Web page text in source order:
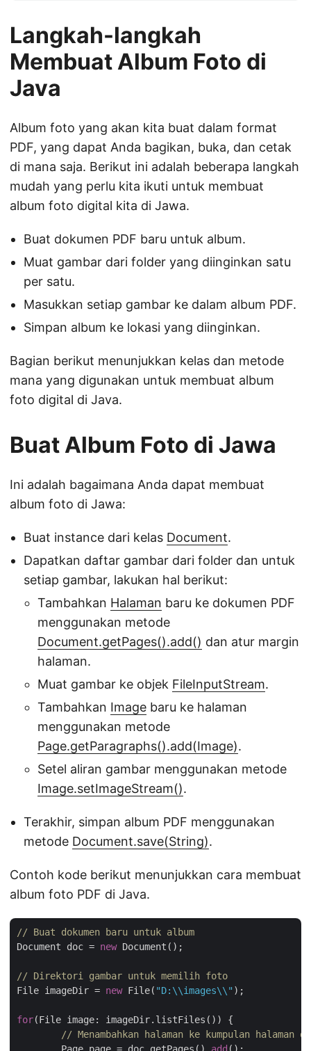
Langkah-langkah
Membuat Album Foto di
Java
Album foto yang akan kita buat dalam format
PDF, yang dapat Anda bagikan, buka, dan cetak
di mana saja. Berikut ini adalah beberapa langkah
mudah yang perlu kita ikuti untuk membuat
album foto digital kita di Jawa.
Buat dokumen PDF baru untuk album.
Muat gambar dari folder yang diinginkan satu
per satu.
Masukkan setiap gambar ke dalam album PDF.
Simpan album ke lokasi yang diinginkan.
Bagian berikut menunjukkan kelas dan metode
mana yang digunakan untuk membuat album
foto digital di Java.
Buat Album Foto di Jawa
Ini adalah bagaimana Anda dapat membuat
album foto di Jawa:
Buat instance dari kelas Document.
Dapatkan daftar gambar dari folder dan untuk
setiap gambar, lakukan hal berikut:
Tambahkan Halaman baru ke dokumen PDF
menggunakan metode
Document.getPages().add() dan atur margin
halaman.
Muat gambar ke objek FileInputStream.
Tambahkan Image baru ke halaman
menggunakan metode
Page.getParagraphs().add(Image).
Setel aliran gambar menggunakan metode
Image.setImageStream().
Terakhir, simpan album PDF menggunakan
metode Document.save(String).
Contoh kode berikut menunjukkan cara membuat
album foto PDF di Java.
// Buat dokumen baru untuk album
Document doc = new Document();
// Direktori gambar untuk memilih foto
File imageDir = new File( "D:\\images\\" );
for(File image: imageDir.listFiles()) {
// Menambahkan halaman ke kumpulan halaman